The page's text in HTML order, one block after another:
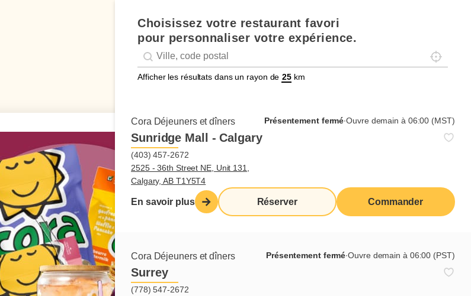
Choisissez votre restaurant favori
pour personnaliser votre expérience.
Geolocation
Géolocalisation Localisez-
Afficher les résultats dans un rayon de km
Cora Déjeuners et dîners Présentement fermé∙Ouvre demain à 06:00 (MST)
Sunridge Mall - Calgary
(403) 457-2672
2525 - 36th Street NE, Unit 131,
Calgary, AB T1Y5T4
En savoir plus Réserver Commander
Cora Déjeuners et dîners Présentement fermé∙Ouvre demain à 06:00 (PST)
Surrey
(778) 547-2672